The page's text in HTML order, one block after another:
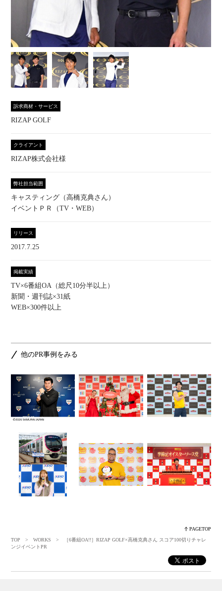
訴求商材・サービス
RIZAP GOLF
クライアント
RIZAP株式会社様
弊社担当範囲
キャスティング（高橋克典さん）
イベントＰＲ（TV・WEB）
リリース
2017.7.25
掲載実績
TV×6番組OA（総尺10分半以上）
新聞・週刊誌×31紙
WEB×300件以上
他のPR事例をみる
PAGETOP
TOP
>WORKS
> ［6番組OA!!］RIZAP GOLF×高橋克典さん スコア100切りチャレ
ンジイベントPR